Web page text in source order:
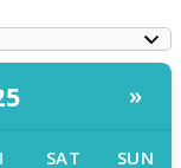
»
SAT SUN